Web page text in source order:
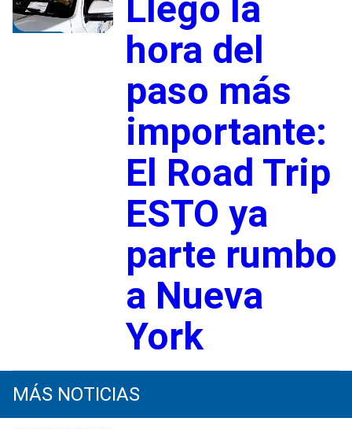
Llegó la
hora del
paso más
importante:
El Road Trip
ESTO ya
parte rumbo
a Nueva
York
MÁS NOTICIAS